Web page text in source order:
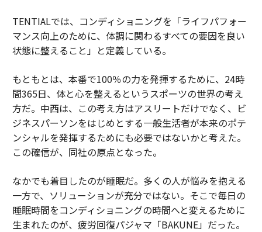
TENTIALでは、コンディショニングを「ライフパフォー
マンス向上のために、体調に関わるすべての要因を良い
状態に整えること」と定義している。
もともとは、本番で100％の力を発揮するために、24時
間365日、体と心を整えるというスポーツの世界の考え
方だ。中西は、この考え方はアスリートだけでなく、ビ
ジネスパーソンをはじめとする一般生活者が本来のポテ
ンシャルを発揮するためにも必要ではないかと考えた。
この確信が、同社の原点となった。
なかでも着目したのが睡眠だ。多くの人が悩みを抱える
一方で、ソリューションが充分ではない。そこで毎日の
睡眠時間をコンディショニングの時間へと変えるために
生まれたのが、疲労回復パジャマ「BAKUNE」だった。